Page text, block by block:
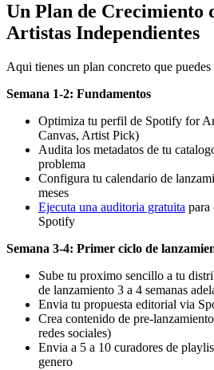
Un Plan de Crecimiento
Artistas Independientes
Aqui tienes un plan concreto que
Semana 1-2: Fundamentos
Optimiza tu perfil de Spotify for
Canvas, Artist Pick)
Audita los metadatos de tu
problema
Configura tu calendario de
meses
Ejecuta una auditoria gratuita para
Spotify
Semana 3-4: Primer ciclo de
Sube tu proximo sencillo a tu
de lanzamiento 3 a 4 semanas
Envia tu propuesta editorial via
Crea contenido de pre-
redes sociales)
Envia a 5 a 10 curadores de
genero